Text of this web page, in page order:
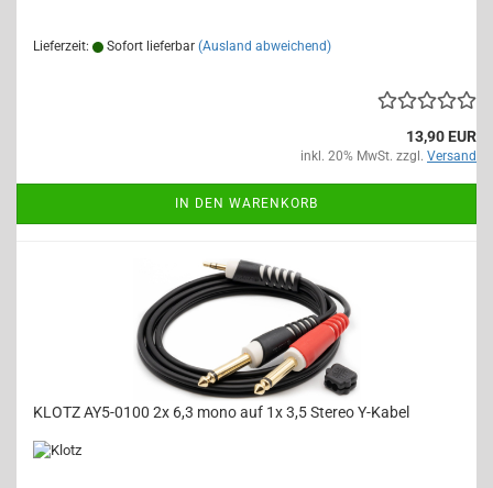
Lieferzeit: Sofort lieferbar (Ausland abweichend)
13,90 EUR
inkl. 20% MwSt. zzgl. Versand
IN DEN WARENKORB
KLOTZ AY5-0100 2x 6,3 mono auf 1x 3,5 Stereo Y-Kabel